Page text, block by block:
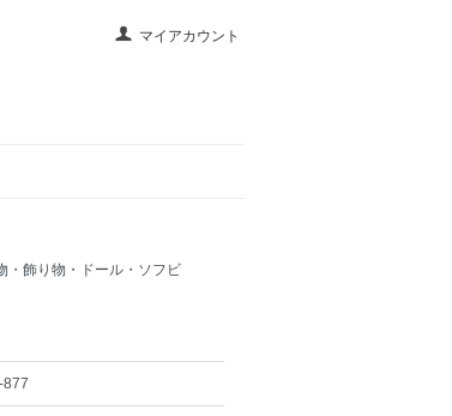
マイアカウント
・飾り物・ドール・ソフビ
877